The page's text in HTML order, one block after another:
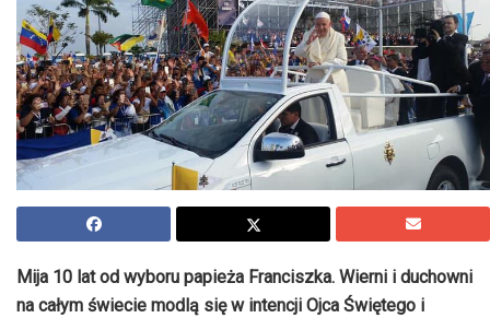
Mija 10 lat od wyboru papieża Franciszka. Wierni i duchowni
na całym świecie modlą się w intencji Ojca Świętego i